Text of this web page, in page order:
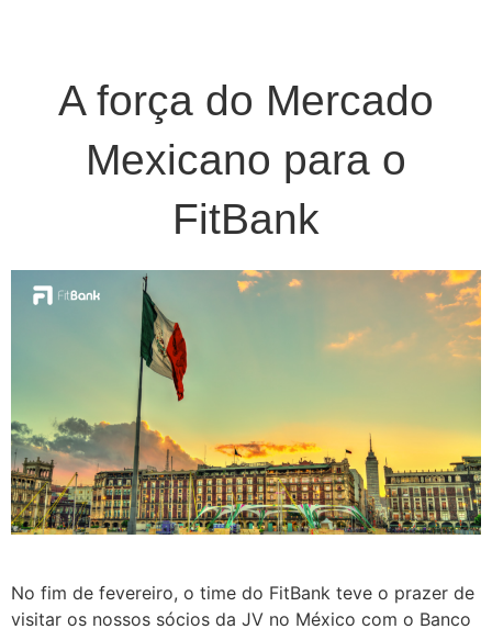
A força do Mercado
Mexicano para o
FitBank
No fim de fevereiro, o time do FitBank teve o prazer de
visitar os nossos sócios da JV no México com o Banco